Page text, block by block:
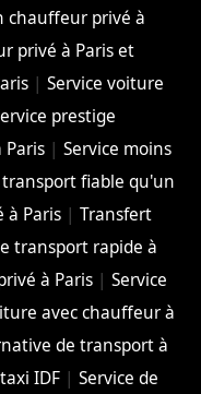
chauffeur privé à
privé à Paris et
|Service voiture
prestige
|Service moins
transport fiable qu'un
à Paris| Transfert
transport rapide à
à Paris |Service
avec chauffeur à
de transport à
IDF |Service de